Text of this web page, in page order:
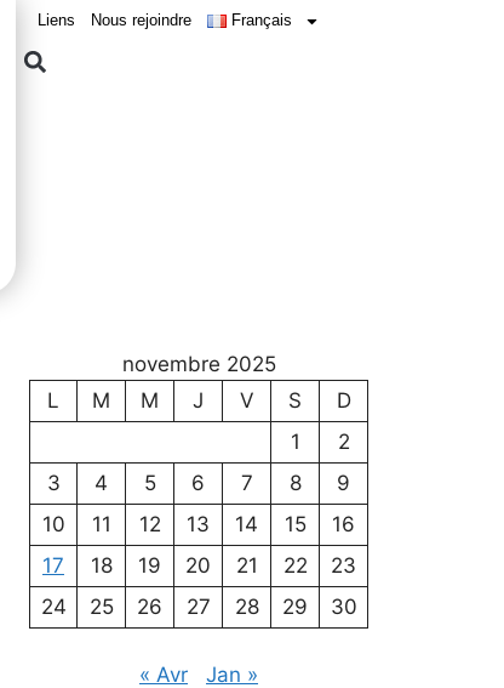
Liens Nous rejoindre Français
novembre 2025
L
M M J V S
D
1
2
3
4 5 6 7 8
9
10
11 12 13 14 15
16
17
18 19 20 21 22
23
24
25 26 27 28 29 30
« Avr Jan »